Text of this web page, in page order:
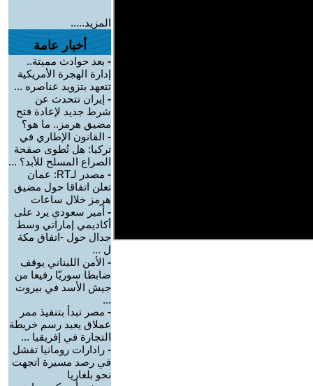
المزيد.....
أخبار عامة
- بعد حوادث مميتة..
إدارة الهجرة الأمريكية
تتعهد بتزويد عناصره ...
- إيران تتحدث عن
شرط جديد لإعادة فتح
مضيق هرمز.. ما هو؟
- القانون الإطاري في
تركيا: هل تُطوى صفحة
الصراع المسلح للأبد؟ ...
-
مصدر لـRT: عمان
تعلن اتفاقا حول مضيق
هرمز خلال ساعات
- أمير سعودي يرد على
أكاديمي إماراتي وسط
جدال حول -اتفاق مكة
ل ...
- الأمن اللبناني يوقف
ضابطا سوريّا رفيعا من
جيش الأسد في بيروت
...
- مصر تبدأ بتنفيذ ممر
عملاق يعيد رسم خريطة
التجارة في إفريقيا ...
- رادارات رومانيا تفشل
في رصد مسيرة اتجهت
نحو بلغاريا